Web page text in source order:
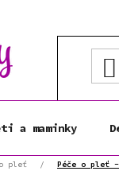
a maminky
pleť / Péče o pleť